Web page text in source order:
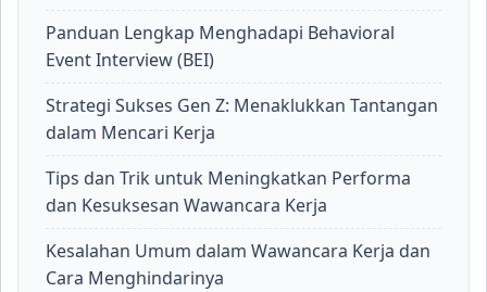
Panduan Lengkap Menghadapi Behavioral
Event Interview (BEI)
Strategi Sukses Gen Z: Menaklukkan Tantangan
dalam Mencari Kerja
Tips dan Trik untuk Meningkatkan Performa
dan Kesuksesan Wawancara Kerja
Kesalahan Umum dalam Wawancara Kerja dan
Cara Menghindarinya